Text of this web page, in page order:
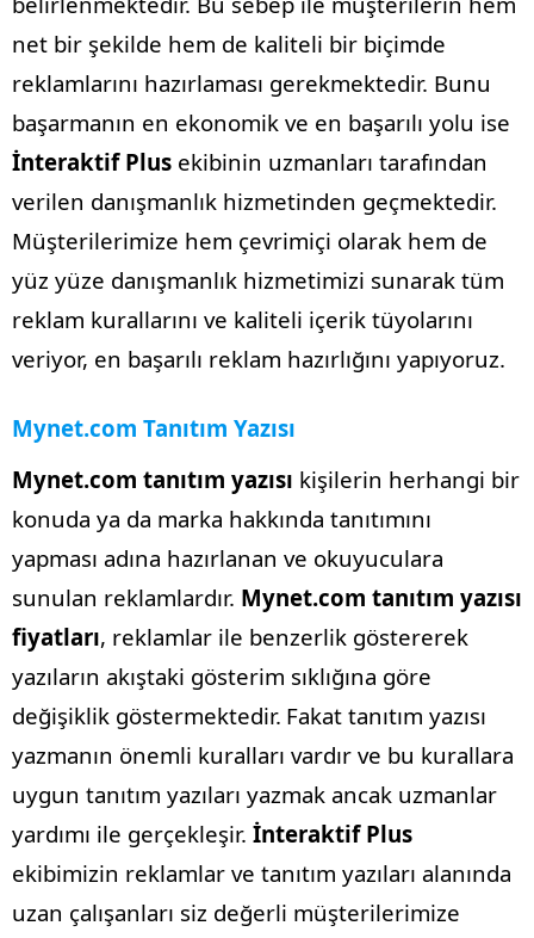
net bir şekilde hem de kaliteli bir biçimde
reklamlarını hazırlaması gerekmektedir. Bunu
başarmanın en ekonomik ve en başarılı yolu ise
İnteraktif Plus ekibinin uzmanları tarafından
verilen danışmanlık hizmetinden geçmektedir.
Müşterilerimize hem çevrimiçi olarak hem de
yüz yüze danışmanlık hizmetimizi sunarak tüm
reklam kurallarını ve kaliteli içerik tüyolarını
veriyor, en başarılı reklam hazırlığını yapıyoruz.
Mynet.com Tanıtım Yazısı
Mynet.com tanıtım yazısı kişilerin herhangi bir
konuda ya da marka hakkında tanıtımını
yapması adına hazırlanan ve okuyuculara
sunulan reklamlardır. Mynet.com tanıtım yazısı
fiyatları, reklamlar ile benzerlik göstererek
yazıların akıştaki gösterim sıklığına göre
değişiklik göstermektedir. Fakat tanıtım yazısı
yazmanın önemli kuralları vardır ve bu kurallara
uygun tanıtım yazıları yazmak ancak uzmanlar
yardımı ile gerçekleşir. İnteraktif Plus
ekibimizin reklamlar ve tanıtım yazıları alanında
uzan çalışanları siz değerli müşterilerimize